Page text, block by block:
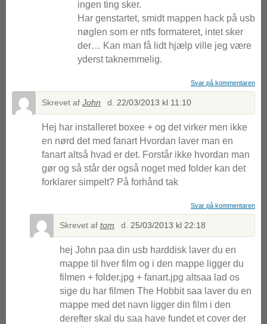
ingen ting sker.
Har genstartet, smidt mappen hack på usb
nøglen som er ntfs formateret, intet sker
der… Kan man få lidt hjælp ville jeg være
yderst taknemmelig.
Svar på kommentaren
Skrevet af John d. 22/03/2013 kl 11:10
Hej har installeret boxee + og det virker men ikke
en nørd det med fanart Hvordan laver man en
fanart altså hvad er det. Forstår ikke hvordan man
gør og så står der også noget med folder kan det
forklarer simpelt? På forhånd tak
Svar på kommentaren
Skrevet af tom d. 25/03/2013 kl 22:18
hej John paa din usb harddisk laver du en
mappe til hver film og i den mappe ligger du
filmen + folder.jpg + fanart.jpg altsaa lad os
sige du har filmen The Hobbit saa laver du en
mappe med det navn ligger din film i den
derefter skal du saa have fundet et cover der